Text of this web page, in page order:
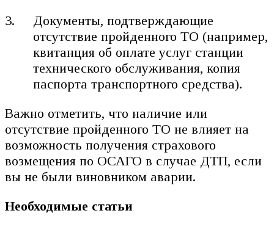
Документы, подтверждающие
отсутствие пройденного ТО (например,
квитанция об оплате услуг станции
технического обслуживания, копия
паспорта транспортного средства).
Важно отметить, что наличие или
отсутствие пройденного ТО не влияет на
возможность получения страхового
возмещения по ОСАГО в случае ДТП, если
вы не были виновником аварии.
Необходимые статьи